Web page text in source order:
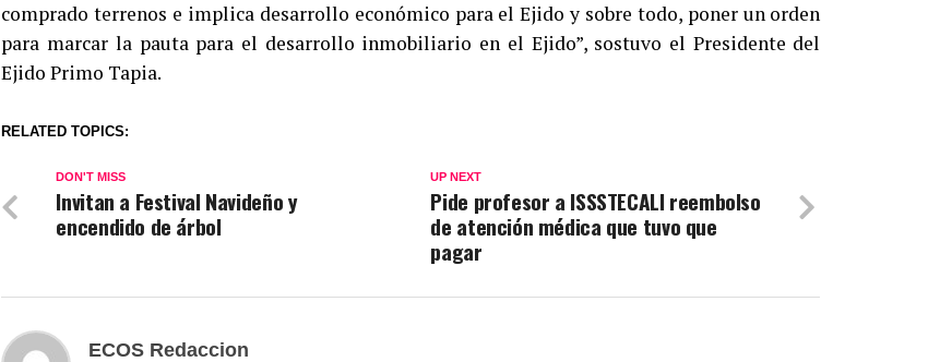
comprado terrenos e implica desarrollo económico para el Ejido y sobre todo, poner un orden
para marcar la pauta para el desarrollo inmobiliario en el Ejido”, sostuvo el Presidente del
Ejido Primo Tapia.
RELATED TOPICS:
UP NEXT
Pide profesor a ISSSTECALI reembolso
de atención médica que tuvo que
pagar
DON'T MISS
Invitan a Festival Navideño y
encendido de árbol
ECOS Redaccion